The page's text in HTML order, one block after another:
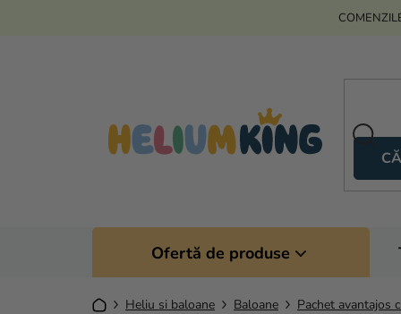
Ofertă de produse
Acasă Heliu si baloane Baloane Pachet avantajos